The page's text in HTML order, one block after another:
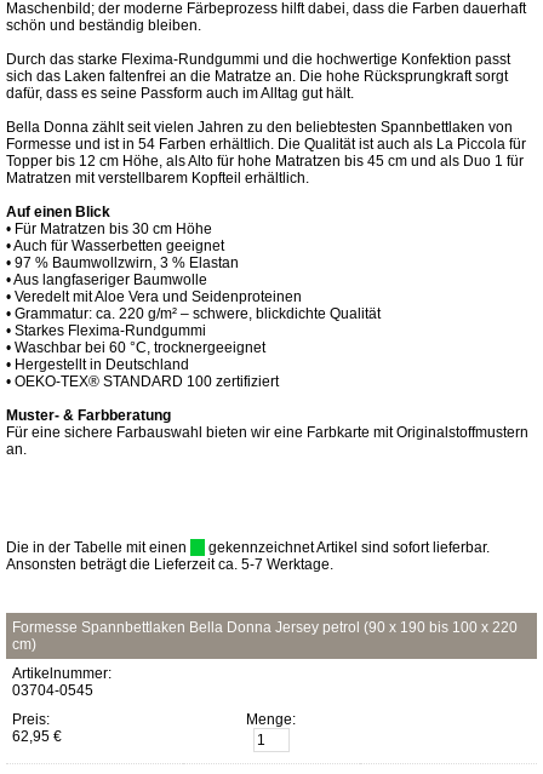
Maschenbild; der moderne Färbeprozess hilft dabei, dass die Farben dauerhaft
schön und beständig bleiben.
Durch das starke Flexima-Rundgummi und die hochwertige Konfektion passt
sich das Laken faltenfrei an die Matratze an. Die hohe Rücksprungkraft sorgt
dafür, dass es seine Passform auch im Alltag gut hält.
Bella Donna zählt seit vielen Jahren zu den beliebtesten Spannbettlaken von
Formesse und ist in 54 Farben erhältlich. Die Qualität ist auch als La Piccola für
Topper bis 12 cm Höhe, als Alto für hohe Matratzen bis 45 cm und als Duo 1 für
Matratzen mit verstellbarem Kopfteil erhältlich.
Auf einen Blick
• Für Matratzen bis 30 cm Höhe
• Auch für Wasserbetten geeignet
• 97 % Baumwollzwirn, 3 % Elastan
• Aus langfaseriger Baumwolle
• Veredelt mit Aloe Vera und Seidenproteinen
• Grammatur: ca. 220 g/m² – schwere, blickdichte Qualität
• Starkes Flexima-Rundgummi
• Waschbar bei 60 °C, trocknergeeignet
• Hergestellt in Deutschland
• OEKO-TEX® STANDARD 100 zertifiziert
Muster- & Farbberatung
Für eine sichere Farbauswahl bieten wir eine Farbkarte mit Originalstoffmustern
an.
Die in der Tabelle mit einen
gekennzeichnet Artikel sind sofort lieferbar.
Ansonsten beträgt die Lieferzeit ca. 5-7 Werktage.
Formesse Spannbettlaken Bella Donna Jersey petrol (90 x 190 bis 100 x 220
cm)
Artikelnummer:
03704-0545
Preis:
62,95 €
Menge: